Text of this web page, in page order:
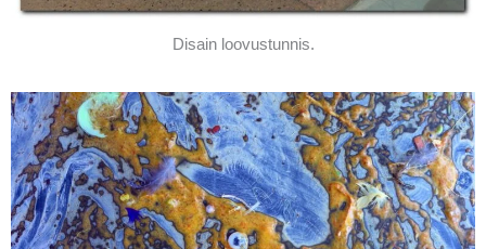
Disain loovustunnis.